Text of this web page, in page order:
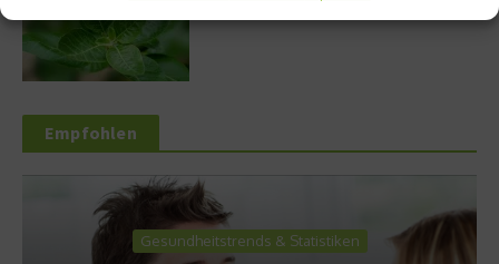
Empfohlen
Gesundheitstrends & Statistiken